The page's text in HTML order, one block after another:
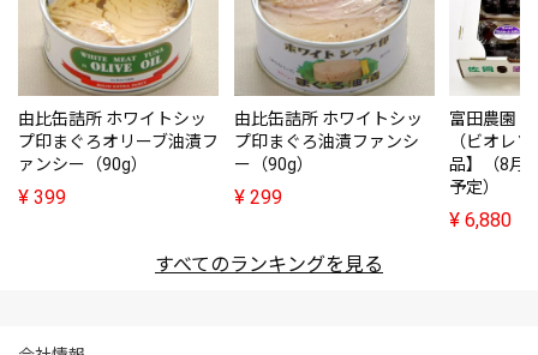
由比缶詰所 ホワイトシッ
プ印まぐろオリーブ油漬フ
ァンシー（90g）
¥ 399
由比缶詰所 ホワイトシッ
プ印まぐろ油漬ファンシ
ー（90g）
¥ 299
富田農園
（ビオレ
品】（8月
予定）
¥ 6,880
すべてのランキングを見る